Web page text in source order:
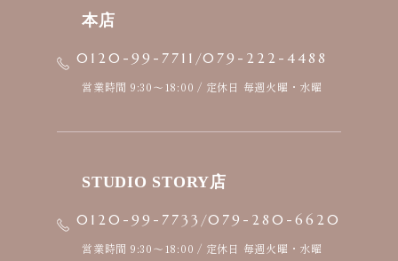
本店
0120-99-7711 /079-222-4488
営業時間 9:30〜18:00 / 定休日 毎週火曜・水曜
STUDIO STORY店
0120-99-7733 /079-280-6620
営業時間 9:30〜18:00 / 定休日 毎週火曜・水曜